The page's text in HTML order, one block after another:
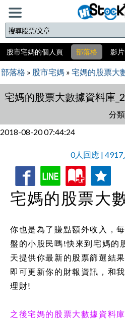
股市宅媽的個人頁 部落格 影
部落格 » 股市宅媽 » 宅媽的股票大
宅媽的股票大數據資料庫
分類
2018-08-20 07:44:24
0人回應 |
收
藏
追
蹤
宅媽的股票大
你也是為了賺點額外收入，
盤的小股民嗎!快來到宅媽的
天提供你最新的股票篩選結
即可更新你的財報資訊，和
理財!
之後宅媽的股票大數據資料